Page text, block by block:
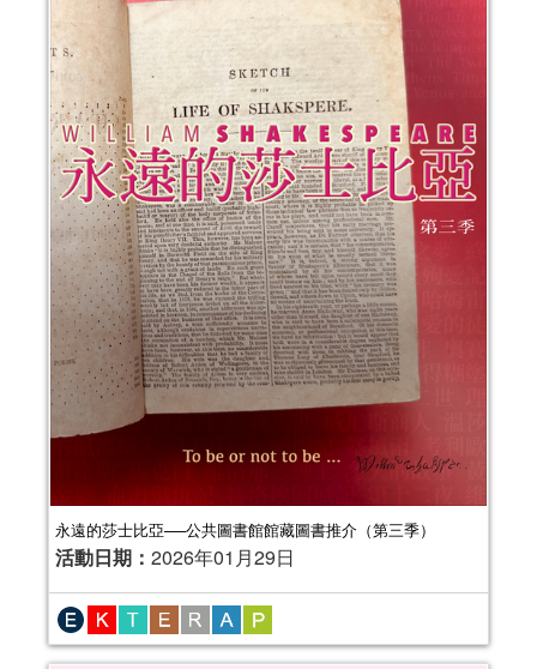
永遠的莎士比亞──公共圖書館館藏圖書推介（第三季）
活動日期： 2026年01月29日